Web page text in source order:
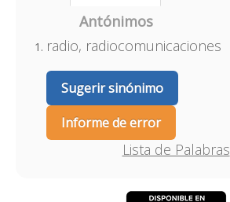
Antónimos
radio, radiocomunicaciones
Sugerir sinónimo
Informe de error
Lista de Palabras